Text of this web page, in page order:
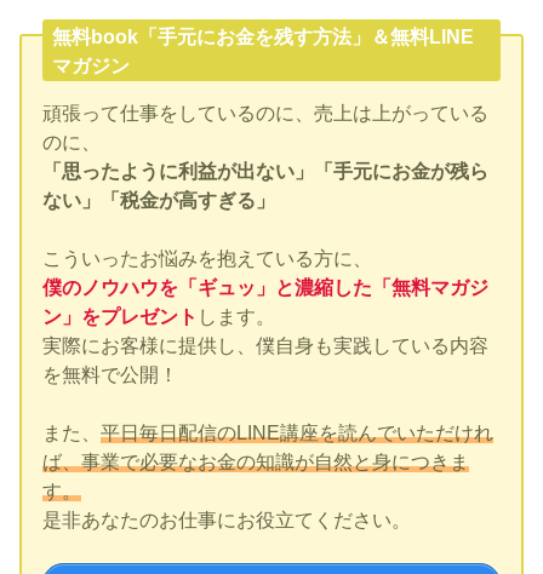
無料book「手元にお金を残す方法」＆無料LINE
マガジン
頑張って仕事をしているのに、売上は上がっている
のに、
「思ったように利益が出ない」「手元にお金が残ら
ない」「税金が高すぎる」
こういったお悩みを抱えている方に、
僕のノウハウを「ギュッ」と濃縮した「無料マガジ
ン」をプレゼント します。
実際にお客様に提供し、僕自身も実践している内容
を無料で公開！
また、平日毎日配信のLINE講座を読んでいただけれ
ば、事業で必要なお金の知識が自然と身につきま
す。
是非あなたのお仕事にお役立てください。